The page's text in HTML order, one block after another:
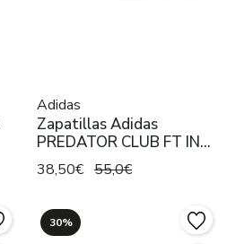
Adidas
Zapatillas Adidas
PREDATOR CLUB FT IN
SALA J Rojo
38,50€ 55,0€
30%